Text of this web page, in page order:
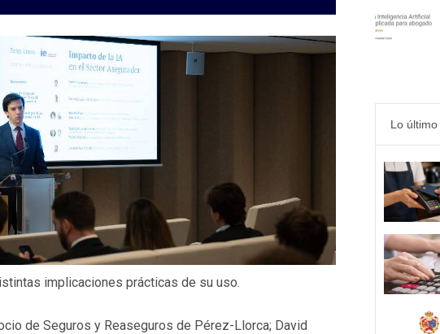
implicaciones prácticas de su uso.
de Seguros y Reaseguros de Pérez-Llorca; David
Lo último